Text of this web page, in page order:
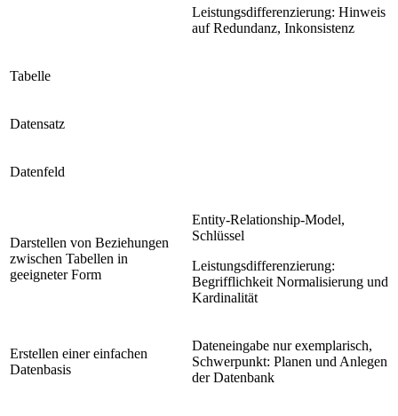
Leistungsdifferenzierung: Hinweis
auf Redundanz, Inkonsistenz
Tabelle
Datensatz
Datenfeld
Darstellen von Beziehungen
zwischen Tabellen in
geeigneter Form
Entity-Relationship-Model,
Schlüssel
Leistungsdifferenzierung:
Begrifflichkeit Normalisierung und
Kardinalität
Erstellen einer einfachen
Datenbasis
Dateneingabe nur exemplarisch,
Schwerpunkt: Planen und Anlegen
der Datenbank